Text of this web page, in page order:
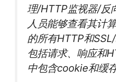
理/HTTP监视器/反
人员能够查看其计
的所有HTTP和
包括请求、响应和
中包含cookie和缓